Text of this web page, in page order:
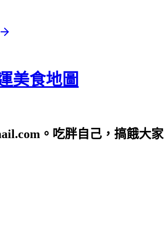
美食地圖
。吃胖自己，搞餓大家